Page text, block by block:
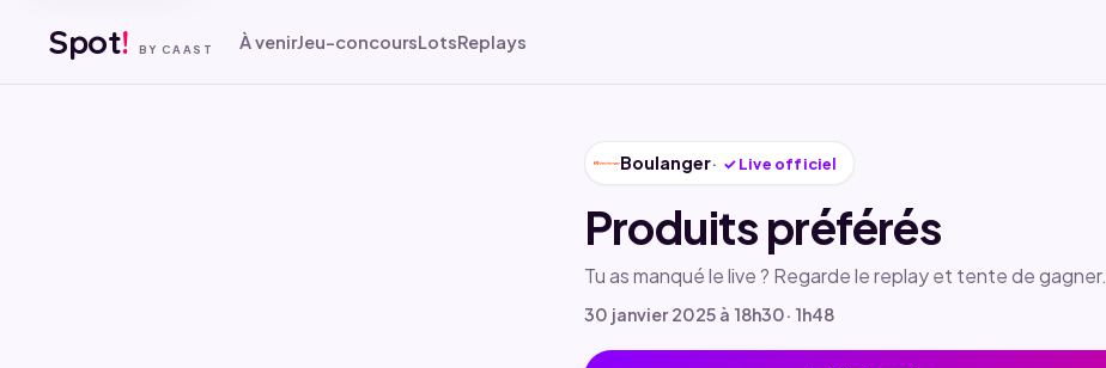
Spot! BY CAAST À venirJeu-concoursLotsReplays
Boulanger ✓Live officiel
Produits préférés
Tu as manqué le live ? Regarde le replay et tente de gagner.
30 janvier 2025 à 18h30· 1h48